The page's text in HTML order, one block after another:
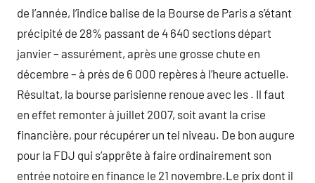
de l’année, l’indice balise de la Bourse de Paris a s’étant
précipité de 28% passant de 4 640 sections départ
janvier – assurément, après une grosse chute en
décembre – à près de 6 000 repères à l’heure actuelle.
Résultat, la bourse parisienne renoue avec les . Il faut
en effet remonter à juillet 2007, soit avant la crise
financière, pour récupérer un tel niveau. De bon augure
pour la FDJ qui s’apprête à faire ordinairement son
entrée notoire en finance le 21 novembre.Le prix dont il